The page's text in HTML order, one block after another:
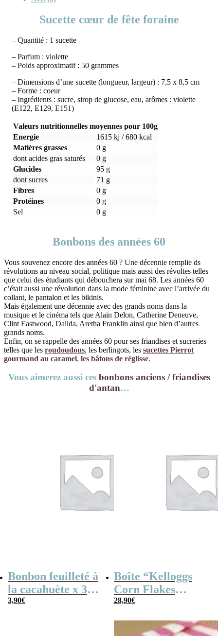
Sucette cœur de fête foraine
– Quantité : 1 sucette
– Parfum : violette
– Poids approximatif : 50 grammes
– Dimensions d’une sucette (longueur, largeur) : 7,5 x 8,5 cm
– Forme : coeur
– Ingrédients : sucre, sirop de glucose, eau, arômes : violette
(E122, E129, E151)
Valeurs nutritionnelles moyennes pour 100g
Energie
1615 kj / 680 kcal
Matières grasses
0 g
dont acides gras saturés
0 g
Glucides
95 g
dont sucres
71 g
Fibres
0 g
Protéines
0 g
Sel
0 g
Bonbons des années 60
Vous souvenez encore des années 60 ? Une décennie remplie ds
révolutions au niveau social, politique mais aussi des révoltes telles
que celui des étudiants qui débouchera sur mai 68. Les années 60
c’était aussi une révolution dans la mode féminine avec l’arrivée du
collant, le pantalon et les bikinis.
Mais également une décennie avec des grands noms dans la
musique et le cinéma tels que Alain Delon, Catherine Deneuve,
Clint Eastwood, Dalida, Aretha Franklin ainsi que bien d’autres
grands noms.
Enfin, on se rappelle des années 60 pour ses friandises et sucreries
telles que les roudoudous, les berlingots, les sucettes Pierrot
gourmand au caramel, les bâtons de réglisse.
Vous aimerez aussi ces bonbons anciens / friandises
d'antan…
Bonbon feuilleté à
la cacahuète x 30
(170g) – Fabriqué
3,90€
Boîte “Kelloggs
Corn Flakes
Original” remplie
années 60
28,90€